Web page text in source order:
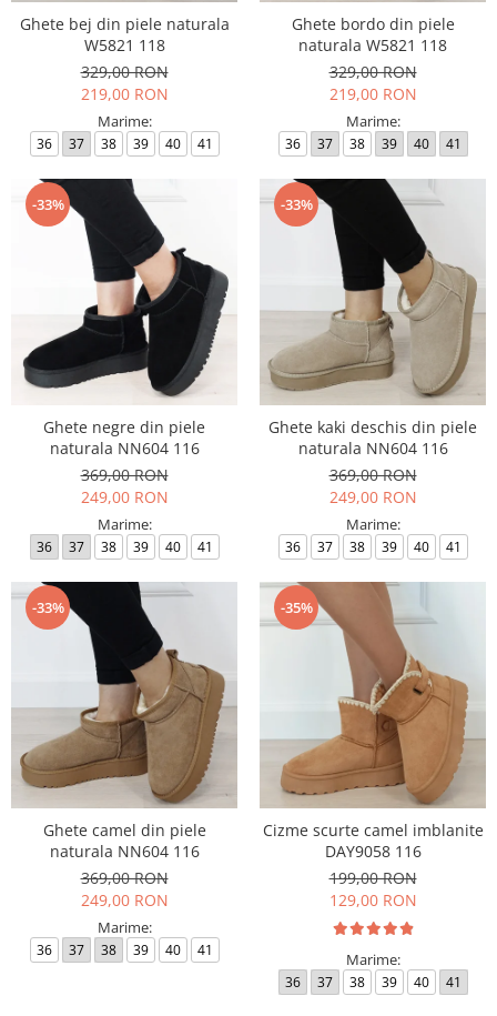
Ghete bej din piele naturala
W5821 118
329,00 RON
219,00 RON
Marime:
36 37 38 39 40 41
Ghete bordo din piele
naturala W5821 118
329,00 RON
219,00 RON
Marime:
36 37 38 39 40 41
-33%
Ghete negre din piele
naturala NN604 116
369,00 RON
249,00 RON
Marime:
36 37 38 39 40 41
-33%
Ghete kaki deschis din piele
naturala NN604 116
369,00 RON
249,00 RON
Marime:
36 37 38 39 40 41
-33%
Ghete camel din piele
naturala NN604 116
369,00 RON
249,00 RON
Marime:
36 37 38 39 40 41
-35%
Cizme scurte camel imblanite
DAY9058 116
199,00 RON
129,00 RON
Marime:
36 37 38 39 40 41